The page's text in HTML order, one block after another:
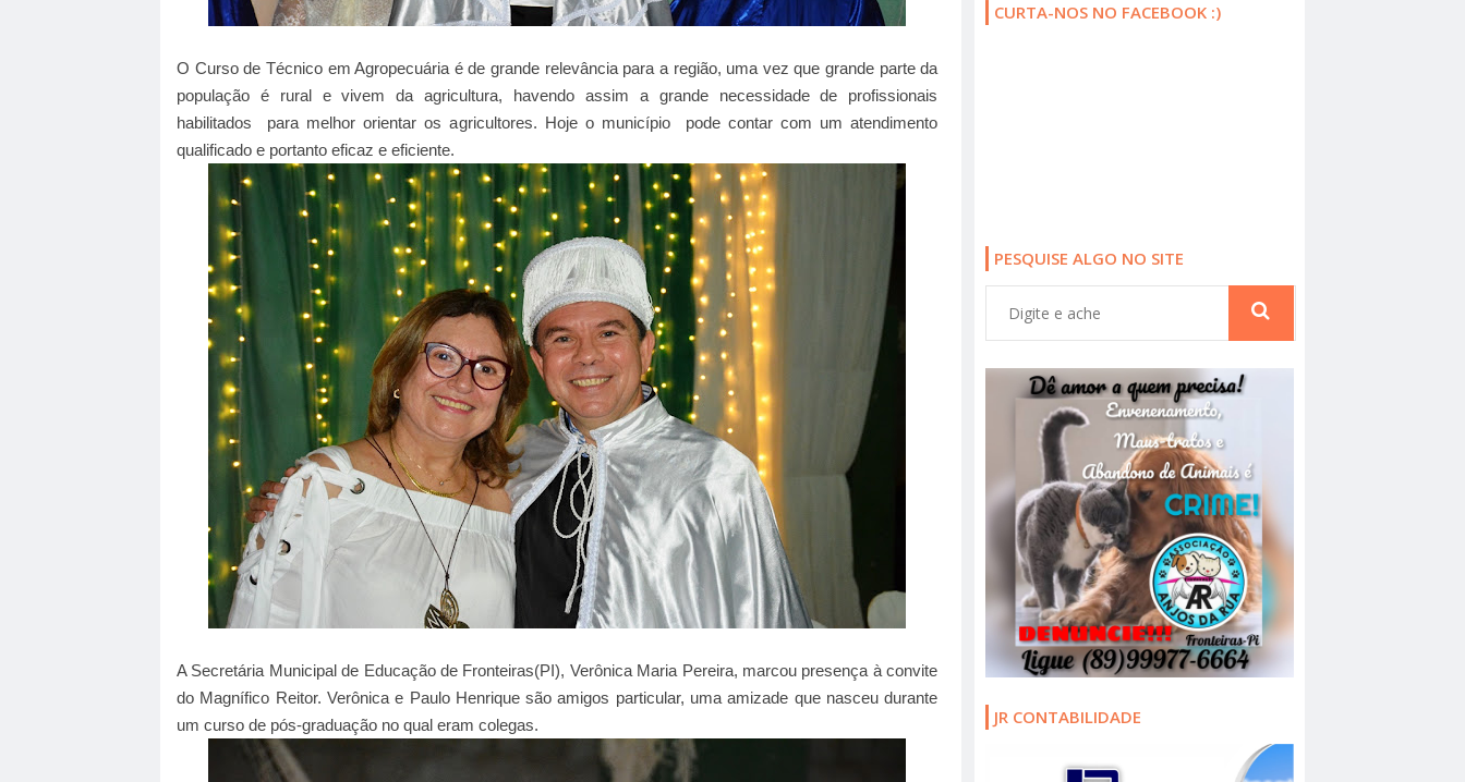
O Curso de Técnico em Agropecuária é de grande relevância para a região, uma vez que grande parte da
população é rural e vivem da agricultura, havendo assim a grande necessidade de profissionais
habilitados para melhor orientar os agricultores. Hoje o município pode contar com um atendimento
qualificado e portanto eficaz e eficiente.
A Secretária Municipal de Educação de Fronteiras(PI), Verônica Maria Pereira, marcou presença à convite
do Magnífico Reitor. Verônica e Paulo Henrique são amigos particular, uma amizade que nasceu durante
um curso de pós-graduação no qual eram colegas.
CURTA-NOS NO FACEBOOK :)
PESQUISE ALGO NO SITE
JR CONTABILIDADE